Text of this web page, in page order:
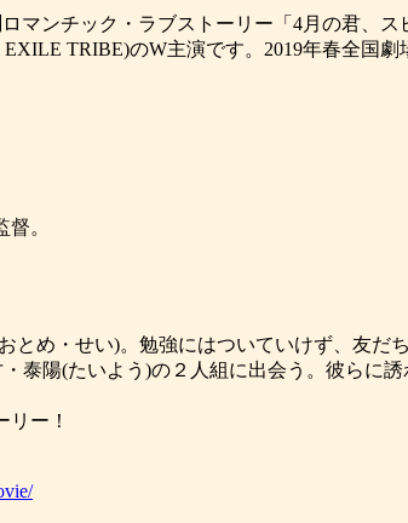
マンチック・ラブストーリー「4月の君、ス
TRIBE)のW主演です。2019年春全国劇
。
め・せい)。勉強にはついていけず、友だ
泰陽(たいよう)の２人組に出会う。彼らに
ー！